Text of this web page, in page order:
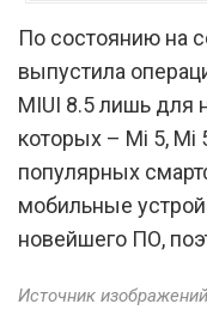
По состоянию на
выпустила
MIUI 8.5 лишь для
которых – Mi 5, Mi
популярных
мобильные
новейшего ПО,
Источник